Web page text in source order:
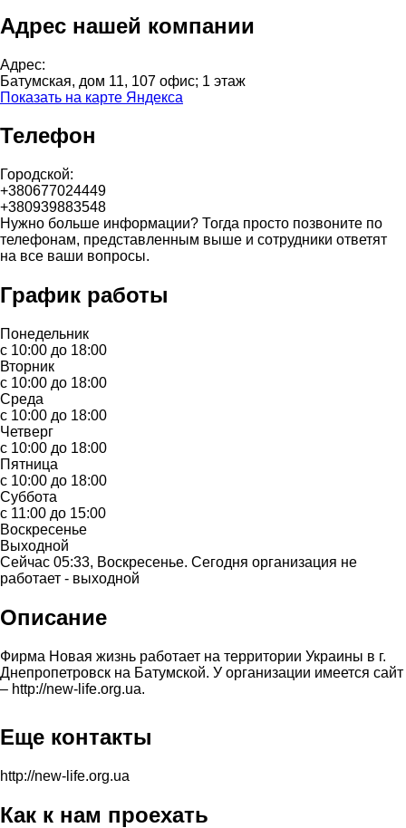
Адрес нашей компании
Адрес:
Батумская, дом 11, 107 офис; 1 этаж
Показать на карте Яндекса
Телефон
Городской:
+380677024449
+380939883548
Нужно больше информации? Тогда просто позвоните по
телефонам, представленным выше и сотрудники ответят
на все ваши вопросы.
График работы
Понедельник
с 10:00 до 18:00
Вторник
с 10:00 до 18:00
Среда
с 10:00 до 18:00
Четверг
с 10:00 до 18:00
Пятница
с 10:00 до 18:00
Суббота
с 11:00 до 15:00
Воскресенье
Выходной
Сейчас 05:33, Воскресенье. Сегодня организация не
работает - выходной
Описание
Фирма Новая жизнь работает на территории Украины в г.
Днепропетровск на Батумской. У организации имеется сайт
– http://new-life.org.ua.
Еще контакты
http://new-life.org.ua
Как к нам проехать